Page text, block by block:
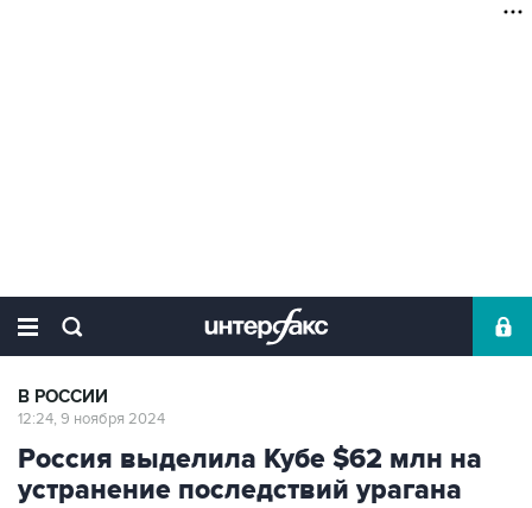
В РОССИИ
12:24, 9 ноября 2024
Россия выделила Кубе $62 млн на
устранение последствий урагана